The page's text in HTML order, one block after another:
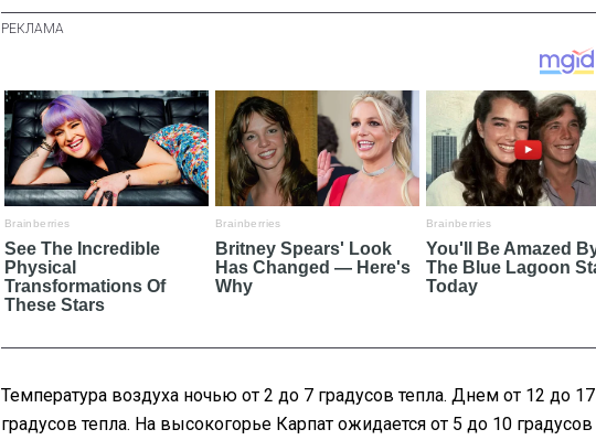
Температура воздуха ночью от 2 до 7 градусов тепла. Днем от 12 до 17
градусов тепла. На высокогорье Карпат ожидается от 5 до 10 градусов